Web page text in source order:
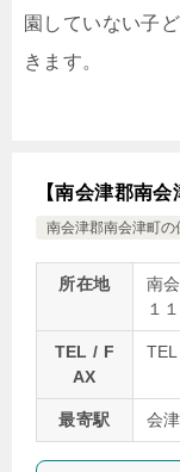
園していない子
きます。
【南会津郡南
南会津郡南会津町
所在地
南
１
TEL / F
AX
最寄駅 会